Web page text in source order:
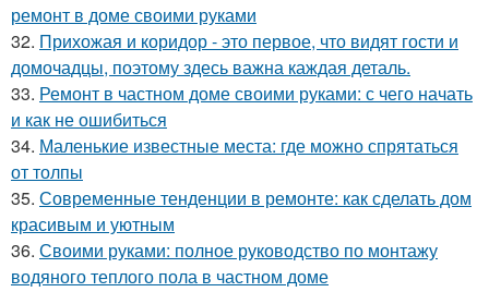
ремонт в доме своими руками
32. Прихожая и коридор - это первое, что видят гости и
домочадцы, поэтому здесь важна каждая деталь.
33. Ремонт в частном доме своими руками: с чего начать
и как не ошибиться
34. Маленькие известные места: где можно спрятаться
от толпы
35. Современные тенденции в ремонте: как сделать дом
красивым и уютным
36. Своими руками: полное руководство по монтажу
водяного теплого пола в частном доме